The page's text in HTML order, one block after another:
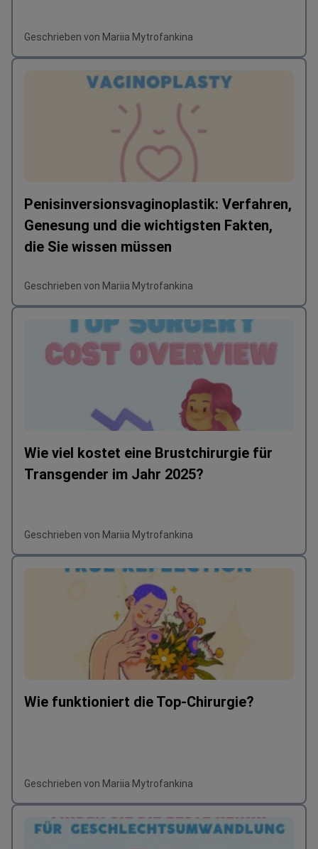
Geschrieben von Mariia Mytrofankina
Penisinversionsvaginoplastik: Verfahren,
Genesung und die wichtigsten Fakten,
die Sie wissen müssen
Geschrieben von Mariia Mytrofankina
Wie viel kostet eine Brustchirurgie für
Transgender im Jahr 2025?
Geschrieben von Mariia Mytrofankina
Wie funktioniert die Top-Chirurgie?
Geschrieben von Mariia Mytrofankina